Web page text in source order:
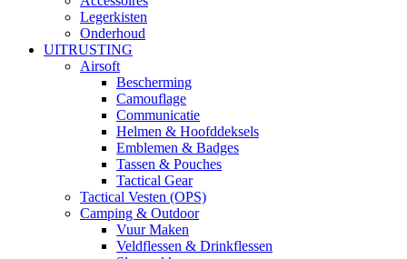
Legerkisten
Onderhoud
UITRUSTING
Airsoft
Bescherming
Camouflage
Communicatie
Helmen & Hoofddeksels
Emblemen & Badges
Tassen & Pouches
Tactical Gear
Tactical Vesten (OPS)
Camping & Outdoor
Vuur Maken
Veldflessen & Drinkflessen